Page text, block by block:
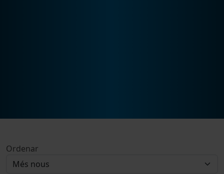
Ordenar